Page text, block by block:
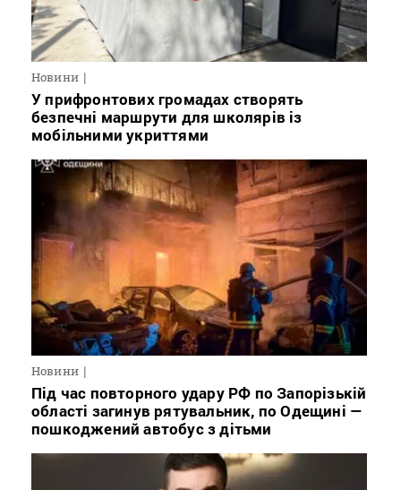
Новини
У прифронтових громадах створять
безпечні маршрути для школярів із
мобільними укриттями
Новини
Під час повторного удару РФ по Запорізькій
області загинув рятувальник, по Одещині —
пошкоджений автобус з дітьми